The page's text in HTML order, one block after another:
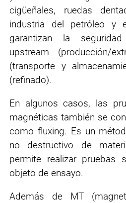
cigüeñales, ruedas
industria del petróleo y
garantizan la
upstream (producción/
(transporte y
(refinado).
En algunos casos, las
magnéticas también se
como fluxing. Es un
no destructivo de
permite realizar pruebas
objeto de ensayo.
Además de MT